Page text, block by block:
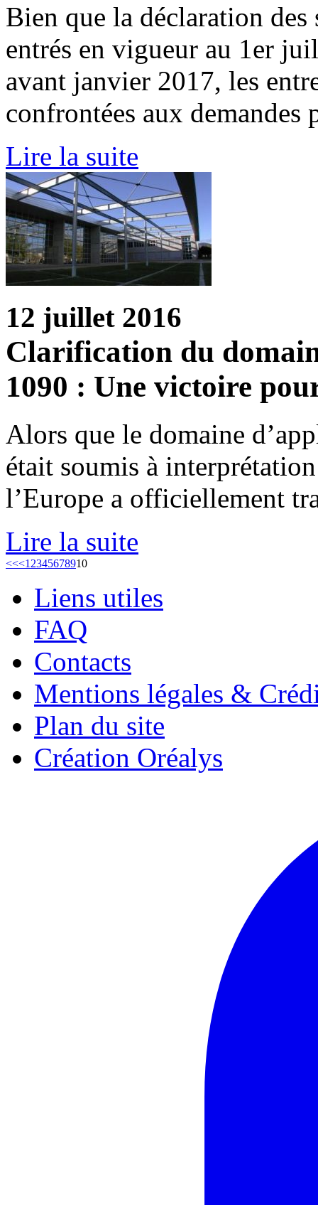
Bien que la déclaration
entrés en vigueur au 1er
avant janvier 2017, les
confrontées aux demandes
Lire la suite
12 juillet 2016
Clarification du
1090 : Une victoire
Alors que le domaine
était soumis à
l’Europe a officiellement
Lire la suite
<<<1 2345678910
Liens utiles
FAQ
Contacts
Mentions légales &
Plan du site
Création Oréalys